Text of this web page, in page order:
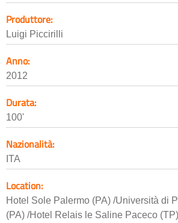
Produttore:
Luigi Piccirilli
Anno:
2012
Durata:
100'
Nazionalità:
ITA
Location:
Hotel Sole Palermo (PA) /Università di
(PA) /Hotel Relais le Saline Paceco